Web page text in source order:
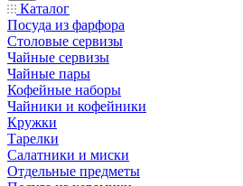
Каталог
Посуда из фарфора
Столовые сервизы
Чайные сервизы
Чайные пары
Кофейные наборы
Чайники и кофейники
Кружки
Тарелки
Салатники и миски
Отдельные предметы